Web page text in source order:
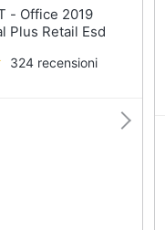
Plus Retail Esd
324 recensioni